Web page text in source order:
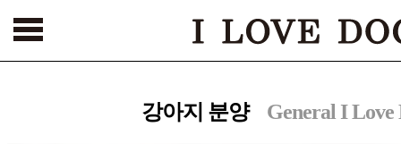
[해외강아지 분양 바로가
강아지 분양 General I Love